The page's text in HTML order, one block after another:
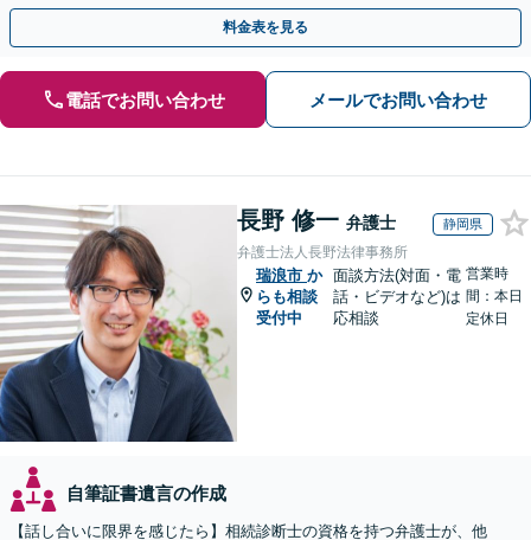
さい。【夜間・休日の相談可能】【駐車場完備】
料金表を見る
電話でお問い合わせ メールでお問い合わせ
長野 修一 弁護士 静岡県
弁護士法人長野法律事務所
瑞浪市 か
らも相談
受付中
面談方法(対面・電
話・ビデオなど)は
応相談
営業時
間：本日
定休日
自筆証書遺言の作成
【話し合いに限界を感じたら】相続診断士の資格を持つ弁護士が、他